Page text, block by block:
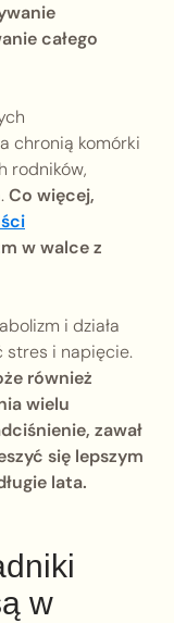
całego
chronią komórki
rodników,
Co więcej,
w walce z
i działa
stres i napięcie.
również
wielu
zawał
się lepszym
lata.
w